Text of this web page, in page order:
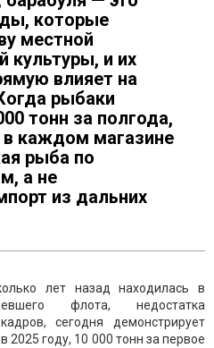
которые
местной
культуры, и их
влияет на
рыбаки
тонн за полгода,
в каждом магазине
рыба по
а не
из дальних
лет назад находилась в
флота, недостатка
сегодня демонстрирует
2025 году, 10 000 тонн за первое